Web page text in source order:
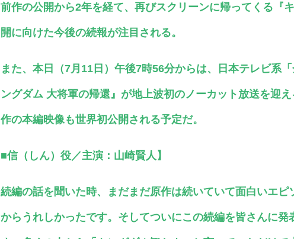
前作の公開から2年を経て、再びスクリーンに帰ってくる『
開に向けた今後の続報が注目される。
また、本日（7月11日）午後7時56分からは、日本テレビ系
ングダム 大将軍の帰還』が地上波初のノーカット放送を迎
作の本編映像も世界初公開される予定だ。
■信（しん）役／主演：山崎賢人】
続編の話を聞いた時、まだまだ原作は続いていて面白いエピ
からうれしかったです。そしてついにこの続編を皆さんに発